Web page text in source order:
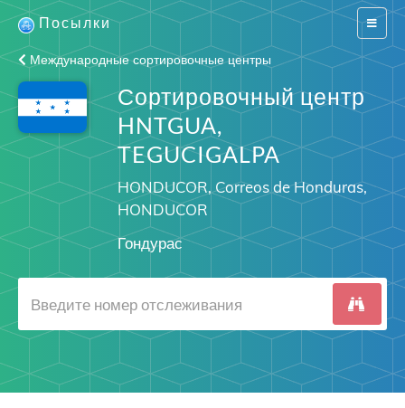
Switch
Посылки
Международные сортировочные центры
Сортировочный центр
HNTGUA,
TEGUCIGALPA
HONDUCOR, Correos de Honduras,
HONDUCOR
Гондурас